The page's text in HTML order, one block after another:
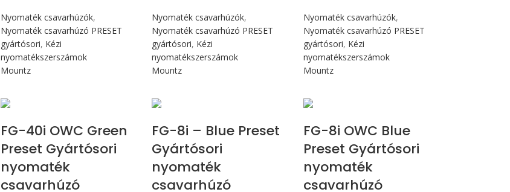
Nyomaték csavarhúzók,
Nyomaték csavarhúzó PRESET
gyártósori, Kézi
nyomatékszerszámok
Mountz
Nyomaték csavarhúzók,
Nyomaték csavarhúzó PRESET
gyártósori, Kézi
nyomatékszerszámok
Mountz
Nyomaték csavarhúzók,
Nyomaték csavarhúzó PRESET
gyártósori, Kézi
nyomatékszerszámok
Mountz
FG-40i OWC Green
Preset Gyártósori
nyomaték
csavarhúzó
FG-8i – Blue Preset
Gyártósori
nyomaték
csavarhúzó
FG-8i OWC Blue
Preset Gyártósori
nyomaték
csavarhúzó